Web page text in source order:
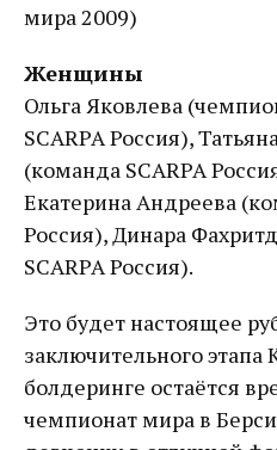
мира 2009)
Женщины
Ольга Яковлева
SCARPA Россия),
(команда SCARPA
Екатерина Андреева
Россия), Динара
SCARPA Россия).
Это будет настоящее
заключительного этапа
болдеринге остаётся
чемпионат мира в